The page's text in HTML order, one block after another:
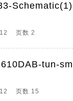
12 页数 2
tun-
12 页数 15